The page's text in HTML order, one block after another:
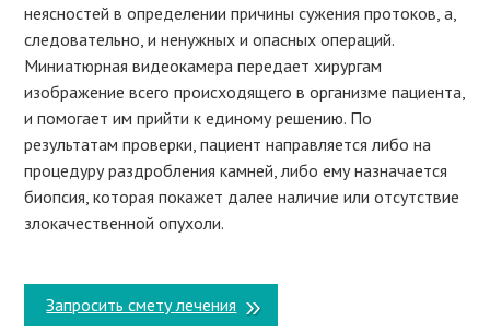
неясностей в определении причины сужения протоков, а,
следовательно, и ненужных и опасных операций.
Миниатюрная видеокамера передает хирургам
изображение всего происходящего в организме пациента,
и помогает им прийти к единому решению. По
результатам проверки, пациент направляется либо на
процедуру раздробления камней, либо ему назначается
биопсия, которая покажет далее наличие или отсутствие
злокачественной опухоли.
Запросить смету лечения